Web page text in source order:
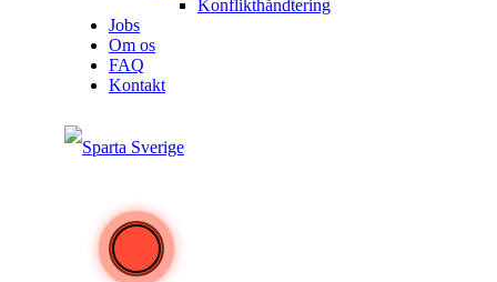
Konflikthåndtering
Jobs
Om os
FAQ
Kontakt